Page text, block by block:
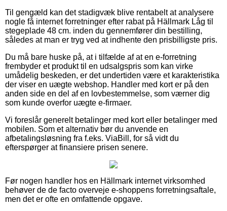
Til gengæld kan det stadigvæk blive rentabelt at analysere
nogle få internet forretninger efter rabat på Hällmark Låg til
stegeplade 48 cm. inden du gennemfører din bestilling,
således at man er tryg ved at indhente den prisbilligste pris.
Du må bare huske på, at i tilfælde af at en e-forretning
frembyder et produkt til en udsalgspris som kan virke
umådelig beskeden, er det undertiden være et karakteristika
der viser en uægte webshop. Handler med kort er på den
anden side en del af en lovbestemmelse, som værner dig
som kunde overfor uægte e-firmaer.
Vi foreslår generelt betalinger med kort eller betalinger med
mobilen. Som et alternativ bør du anvende en
afbetalingsløsning fra f.eks. ViaBill, for så vidt du
efterspørger at finansiere prisen senere.
Før nogen handler hos en Hällmark internet virksomhed
behøver de de facto overveje e-shoppens forretningsaftale,
men det er ofte en omfattende opgave.